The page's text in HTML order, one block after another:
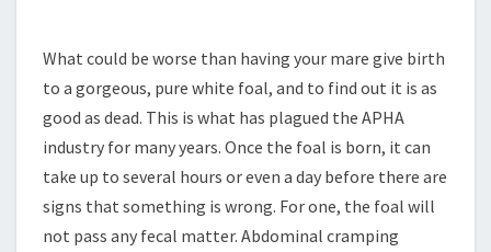
What could be worse than having your mare give birth
to a gorgeous, pure white foal, and to find out it is as
good as dead. This is what has plagued the APHA
industry for many years. Once the foal is born, it can
take up to several hours or even a day before there are
signs that something is wrong. For one, the foal will
not pass any fecal matter. Abdominal cramping